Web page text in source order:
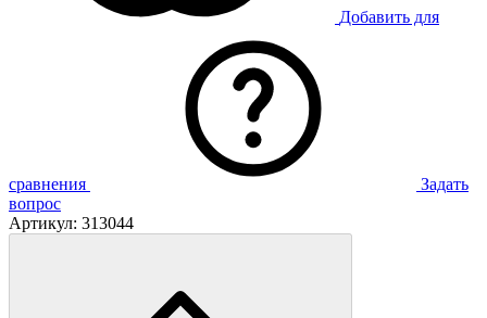
Добавить для
сравнения
Задать
вопрос
Артикул: 313044